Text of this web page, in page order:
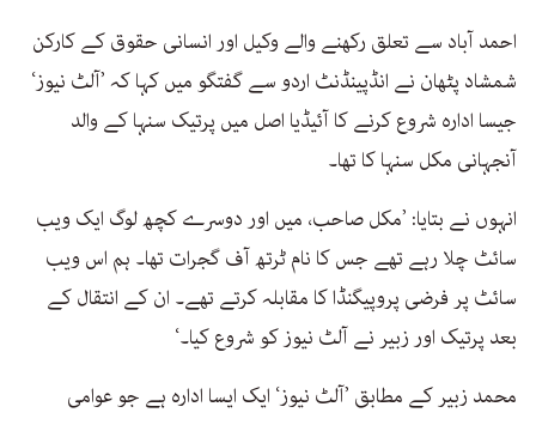
احمد آباد سے تعلق رکھنے والے وکیل اور انسانی حقوق کے کارکن
شمشاد پٹھان نے انڈپینڈنٹ اردو سے گفتگو میں کہا کہ ’آلٹ نیوز‘
جیسا ادارہ شروع کرنے کا آئیڈیا اصل میں پرتیک سنہا کے والد
آنجہانی مکل سنہا کا تھا۔
انہوں نے بتایا: ’مکل صاحب، میں اور دوسرے کچھ لوگ ایک ویب
سائٹ چلا رہے تھے جس کا نام ٹرتھ آف گجرات تھا۔ ہم اس ویب
سائٹ پر فرضی پروپیگنڈا کا مقابلہ کرتے تھے۔ ان کے انتقال کے
بعد پرتیک اور زبیر نے آلٹ نیوز کو شروع کیا۔‘
محمد زبیر کے مطابق ’آلٹ نیوز‘ ایک ایسا ادارہ ہے جو عوامی